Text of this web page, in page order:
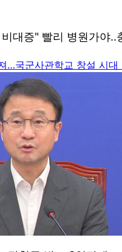
…국군사관학교 창설 시대